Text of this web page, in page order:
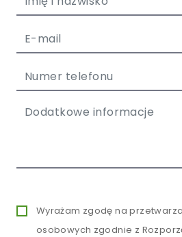
Wyrażam zgodę na
osobowych zgodnie z